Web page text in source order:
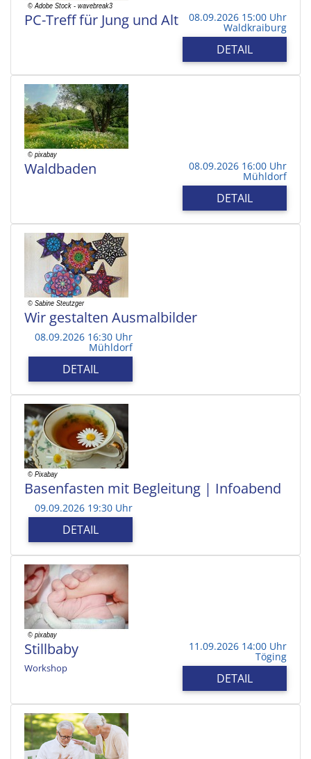
PC-Treff für Jung und Alt 08.09.2026 15:00 Uhr
Waldkraiburg
DETAIL
Waldbaden 08.09.2026 16:00 Uhr
Mühldorf
DETAIL
Wir gestalten Ausmalbilder
08.09.2026 16:30 Uhr
Mühldorf
DETAIL
Basenfasten mit Begleitung | Infoabend
09.09.2026 19:30 Uhr
DETAIL
Stillbaby
Workshop
11.09.2026 14:00 Uhr
Töging
DETAIL